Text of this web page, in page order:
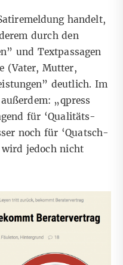
handelt,
durch den
und Textpassagen
(Vater, Mutter,
deutlich. Im
„qpress
für ‘Qualitäts-
noch für ‘Quatsch-
wird jedoch nicht